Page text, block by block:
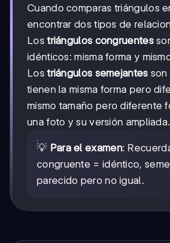
Cuando comparas triángulos
encontrar dos tipos de
Lostriángulos congruentes
idénticos: misma forma y
Lostriángulos semejantes son
tienen la misma forma pero
mismo tamaño pero diferente
una foto y su versión ampliada.
💡 Para el examen:
congruente = idéntico,
parecido pero no igual.